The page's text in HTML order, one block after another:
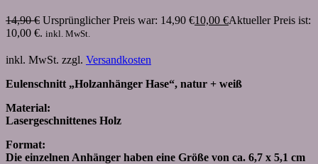
14,90€ Ursprünglicher Preis war: 14,90 €10,00 €Aktueller Preis ist:
10,00 €. inkl. MwSt.
inkl. MwSt. zzgl. Versandkosten
Eulenschnitt „Holzanhänger Hase“, natur + weiß
Material:
Lasergeschnittenes Holz
Format:
Die einzelnen Anhänger haben eine Größe von ca. 6,7 x 5,1 cm